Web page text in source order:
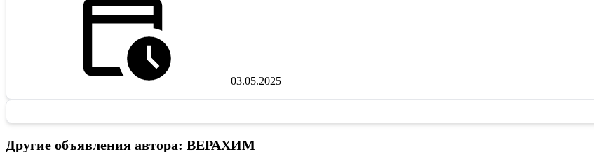
03.05.2025
Другие объявления автора: ВЕРАХИМ